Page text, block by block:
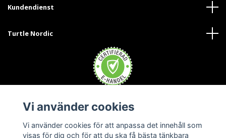
Kundendienst
Turtle Nordic
Vi använder cookies
Vi använder cookies för att anpassa det innehåll som
visas för dig och för att du ska få bästa tänkbara